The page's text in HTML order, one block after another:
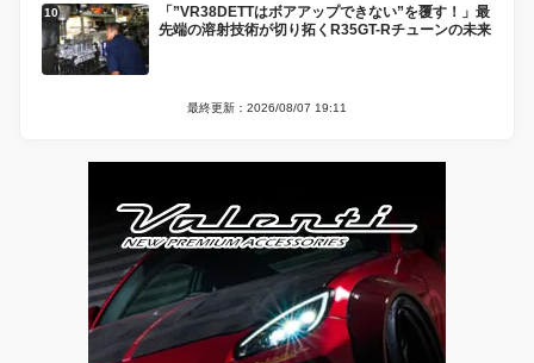
「”VR38DETTはボアアップできない”を覆す！」最
先端の溶射技術が切り拓くR35GT-Rチューンの未来
最終更新：2026/08/07 19:11